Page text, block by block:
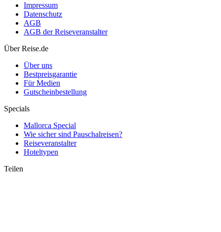
bewusster
Impressum
Datenschutz
AGB
AGB der Reiseveranstalter
Über Reise.de
Über uns
Bestpreisgarantie
Für Medien
Gutscheinbestellung
Specials
Mallorca Special
Wie sicher sind Pauschalreisen?
Reiseveranstalter
Hoteltypen
Teilen